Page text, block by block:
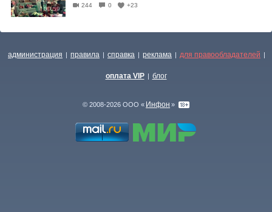
00:59
244 0 +23
администрация | правила | справка | реклама | для правообладателей |
оплата VIP | блог
© 2008-2026 ООО « Инфон »